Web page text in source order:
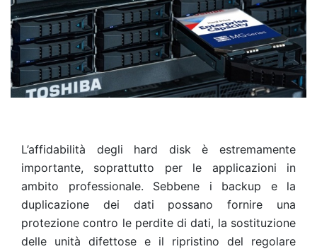
L’affidabilità degli hard disk è estremamente
importante, soprattutto per le applicazioni in
ambito professionale. Sebbene i backup e la
duplicazione dei dati possano fornire una
protezione contro le perdite di dati, la sostituzione
delle unità difettose e il ripristino del regolare